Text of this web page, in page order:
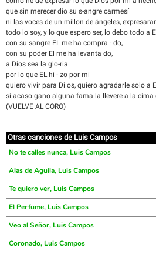
que sin merecer dio su s-angre carmesí
ni las voces de un millon de ángeles,
todo lo soy, y lo que espero ser, lo debo todo a
con su sangre EL me ha compra - do,
con su poder El me ha levanta do,
a Dios sea la glo-ria.
por lo que EL hi - zo por mi
quiero vivir para Di os, quiero agradarle solo a
si acaso gano alguna fama la llevere a la cima
(VUELVE AL CORO)
Otras canciones de Luis Campos
No te calles nunca, Luis Campos
Alas de Aguila, Luis Campos
Te quiero ver, Luis Campos
El Perfume, Luis Campos
Veo al Señor, Luis Campos
Coronado, Luis Campos